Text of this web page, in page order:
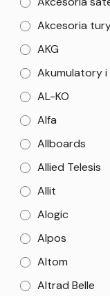
Akcesoria
AKG
Akumulatory
AL-KO
Alfa
Allboards
Allied Telesis
Allit
Alogic
Alpos
Altom
Altrad Belle